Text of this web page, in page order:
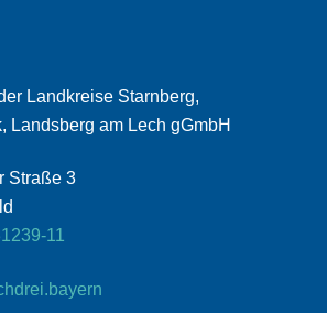
Landkreise Starnberg,
Landsberg am Lech gGmbH
Straße 3
11